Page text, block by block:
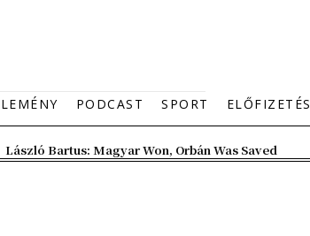
PODCAST SPORT ELŐFIZETÉS
László Bartus: Magyar Won, Orbán Was Saved